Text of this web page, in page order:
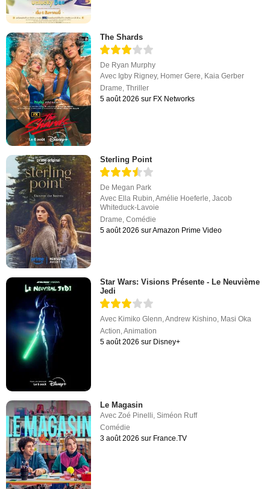
The Shards
De Ryan Murphy
Avec Igby Rigney, Homer Gere Kaia Gerber
Drame ,Thriller
5 août 2026 sur FX Networks
Sterling Point
De Megan Park
Avec Ella Rubin,Amélie Hoeferle,Jacob
Whiteduck-Lavoie
Drame,Comédie
5 août 2026 sur Amazon Prime Video
Star Wars: Visions Présente - Le Neuvième
Jedi
Avec Kimiko Glenn,Andrew Kishino, Masi Oka
Action,Animation
5 août 2026 sur Disney+
Le Magasin
AvecZoé Pinelli ,Siméon Ruff
Comédie
3 août 2026 sur France.TV